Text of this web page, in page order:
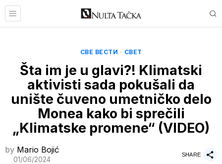
СВЕ ВЕСТИ · СВЕТ
Šta im je u glavi?! Klimatski
aktivisti sada pokušali da
unište čuveno umetničko delo
Monea kako bi sprečili
„Klimatske promene“ (VIDEO)
by Mario Bojić
01/06/2024
SHARE